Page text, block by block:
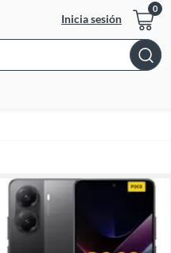
Inicia sesión
Bar